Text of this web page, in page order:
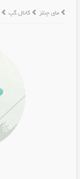
مای چنلز کانال گپ